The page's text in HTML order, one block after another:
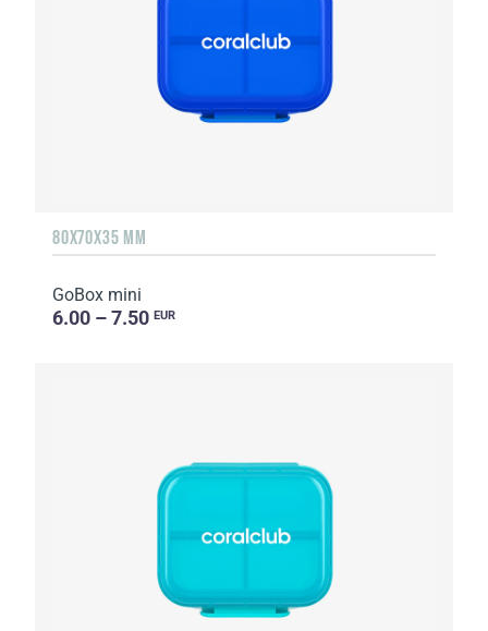
80X70X35 MM
GoBox mini
6.00 – 7.50 EUR